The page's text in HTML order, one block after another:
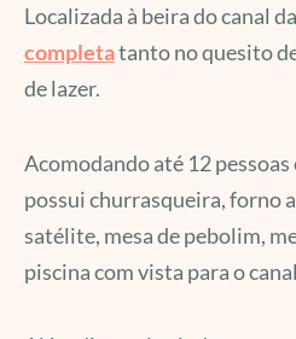
Localizada à beira do canal
completatanto no quesito
de lazer.
Acomodando até 12 pessoas
possui churrasqueira, forno
satélite, mesa de pebolim,
piscina com vista para o